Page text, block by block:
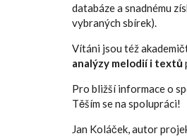
databáze a snadnému
vybraných sbírek).
Vítáni jsou též
analýzy melodií i textů
Pro bližší informace o
Těším se na spolupráci!
Jan Koláček, autor